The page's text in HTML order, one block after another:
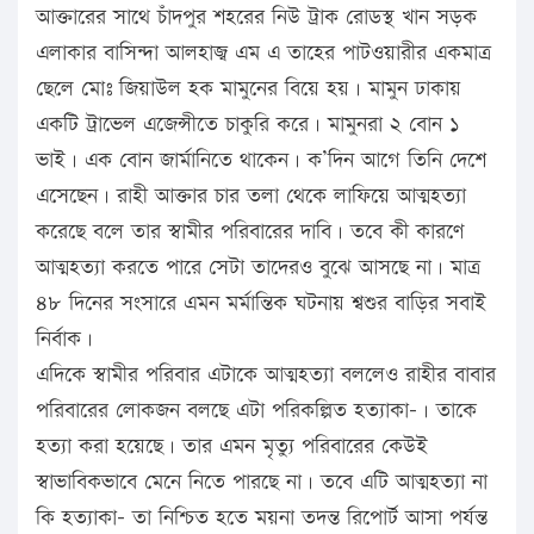
আক্তারের সাথে চাঁদপুর শহরের নিউ ট্রাক রোডস্থ খান সড়ক
এলাকার বাসিন্দা আলহাজ্ব এম এ তাহের পাটওয়ারীর একমাত্র
ছেলে মোঃ জিয়াউল হক মামুনের বিয়ে হয়। মামুন ঢাকায়
একটি ট্রাভেল এজেন্সীতে চাকুরি করে। মামুনরা ২ বোন ১
ভাই। এক বোন জার্মানিতে থাকেন। ক’দিন আগে তিনি দেশে
এসেছেন। রাহী আক্তার চার তলা থেকে লাফিয়ে আত্মহত্যা
করেছে বলে তার স্বামীর পরিবারের দাবি। তবে কী কারণে
আত্মহত্যা করতে পারে সেটা তাদেরও বুঝে আসছে না। মাত্র
৪৮ দিনের সংসারে এমন মর্মান্তিক ঘটনায় শ্বশুর বাড়ির সবাই
নির্বাক।
এদিকে স্বামীর পরিবার এটাকে আত্মহত্যা বললেও রাহীর বাবার
পরিবারের লোকজন বলছে এটা পরিকল্পিত হত্যাকা-। তাকে
হত্যা করা হয়েছে। তার এমন মৃত্যু পরিবারের কেউই
স্বাভাবিকভাবে মেনে নিতে পারছে না। তবে এটি আত্মহত্যা না
কি হত্যাকা- তা নিশ্চিত হতে ময়না তদন্ত রিপোর্ট আসা পর্যন্ত